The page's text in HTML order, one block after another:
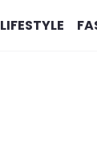
LIFESTYLE